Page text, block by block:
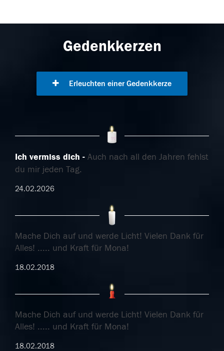
Gedenkkerzen
Erleuchten einer Gedenkkerze
Ich vermiss dich
Auch nach all den Jahren fehlst
du mir jeden Tag.
24.02.2026
Mache Dich auf und werde Licht! Vielen Dank für
Alles! ..... und Kraft für Mona!
18.02.2018
Mache Dich auf und werde Licht! Vielen Dank für
Alles! ..... und Kraft für Mona!
18.02.2018